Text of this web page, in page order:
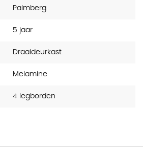
Palmberg
5 jaar
Draaideurkast
Melamine
4 legborden